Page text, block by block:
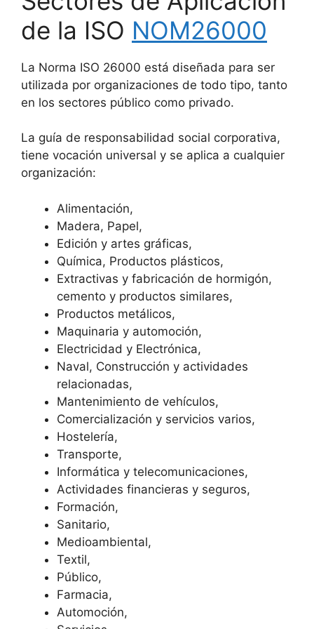
de la ISO NOM26000
La Norma ISO 26000 está diseñada para ser
utilizada por organizaciones de todo tipo, tanto
en los sectores público como privado.
La guía de responsabilidad social corporativa,
tiene vocación universal y se aplica a cualquier
organización:
Alimentación,
Madera, Papel,
Edición y artes gráficas,
Química, Productos plásticos,
Extractivas y fabricación de hormigón,
cemento y productos similares,
Productos metálicos,
Maquinaria y automoción,
Electricidad y Electrónica,
Naval, Construcción y actividades
relacionadas,
Mantenimiento de vehículos,
Comercialización y servicios varios,
Hostelería,
Transporte,
Informática y telecomunicaciones,
Actividades financieras y seguros,
Formación,
Sanitario,
Medioambiental,
Textil,
Público,
Farmacia,
Automoción,